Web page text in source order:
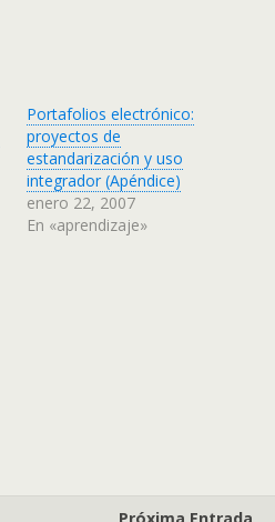
Portafolios electrónico:
proyectos de
estandarización y uso
integrador (Apéndice)
enero 22, 2007
En «aprendizaje»